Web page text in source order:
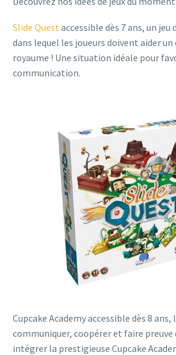
Slide Quest accessible dès 7 ans, un jeu
dans lequel les joueurs doivent aider un
royaume ! Une situation idéale pour
communication.
Cupcake Academyaccessible dès 8
communiquer, coopérer et faire
intégrer la prestigieuse Cupcake